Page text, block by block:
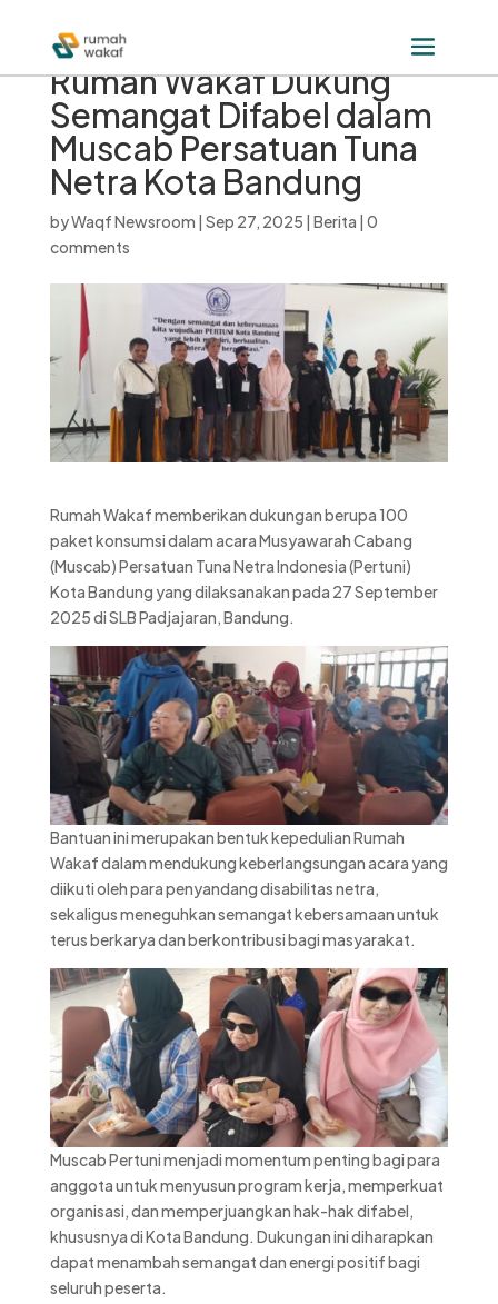
Rumah Wakaf Dukung
Semangat Difabel dalam
Muscab Persatuan Tuna
Netra Kota Bandung
byWaqf Newsroom | Sep 27, 2025 | Berita | 0
comments
Rumah Wakaf memberikan dukungan berupa 100
paket konsumsi dalam acara Musyawarah Cabang
(Muscab) Persatuan Tuna Netra Indonesia (Pertuni)
Kota Bandung yang dilaksanakan pada 27 September
2025 di SLB Padjajaran, Bandung.
Bantuan ini merupakan bentuk kepedulian Rumah
Wakaf dalam mendukung keberlangsungan acara yang
diikuti oleh para penyandang disabilitas netra,
sekaligus meneguhkan semangat kebersamaan untuk
terus berkarya dan berkontribusi bagi masyarakat.
Muscab Pertuni menjadi momentum penting bagi para
anggota untuk menyusun program kerja, memperkuat
organisasi, dan memperjuangkan hak-hak difabel,
khususnya di Kota Bandung. Dukungan ini diharapkan
dapat menambah semangat dan energi positif bagi
seluruh peserta.